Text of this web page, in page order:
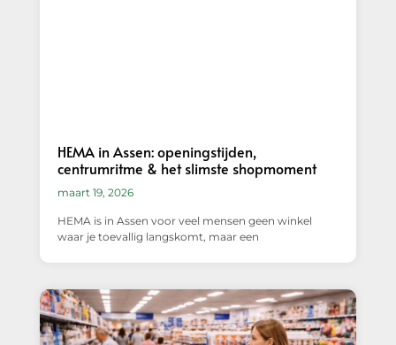
HEMA in Assen: openingstijden,
centrumritme & het slimste shopmoment
maart 19, 2026
HEMA is in Assen voor veel mensen geen winkel
waar je toevallig langskomt, maar een